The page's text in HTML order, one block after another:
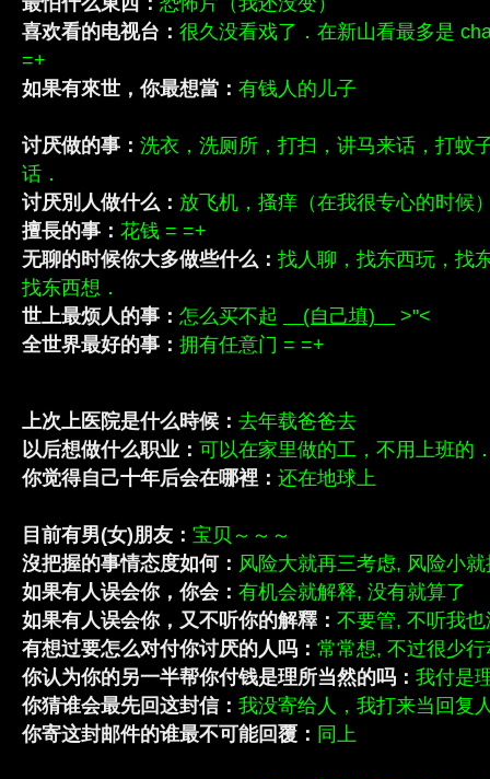
喜欢看的电视台： 很久没看戏了．在新山看最多是
=+
如果有來世，你最想當： 有钱人的儿子
讨厌做的事： 洗衣，洗厕所，打扫，讲马来话，打蚊
话．
讨厌別人做什么： 放飞机，搔痒（在我很专心的时候
擅長的事： 花钱 = =+
无聊的时候你大多做些什么： 找人聊，找东西玩，找
找东西想．
世上最烦人的事： 怎么买不起 (自己填)
>"<
全世界最好的事： 拥有任意门 = =+
上次上医院是什么時候： 去年载爸爸去
以后想做什么职业： 可以在家里做的工，不用上班的
你觉得自己十年后会在哪裡： 还在地球上
目前有男(女)朋友： 宝贝～～～
沒把握的事情态度如何： 风险大就再三考虑, 风险小
如果有人误会你，你会： 有机会就解释, 没有就算了
如果有人误会你，又不听你的解釋： 不要管, 不听我
有想过要怎么对付你讨厌的人吗： 常常想, 不过很少行
你认为你的另一半帮你付钱是理所当然的吗： 我付是
你猜谁会最先回这封信： 我没寄给人，我打来当回复
你寄这封邮件的谁最不可能回覆： 同上